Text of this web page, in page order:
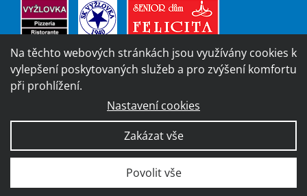
Prohlášení o přístupnosti
Na těchto webových stránkách jsou využívány cookies k
vylepšení poskytovaných služeb a pro zvýšení komfortu
při prohlížení.
Nastavení cookies
Zakázat vše
Povolit vše